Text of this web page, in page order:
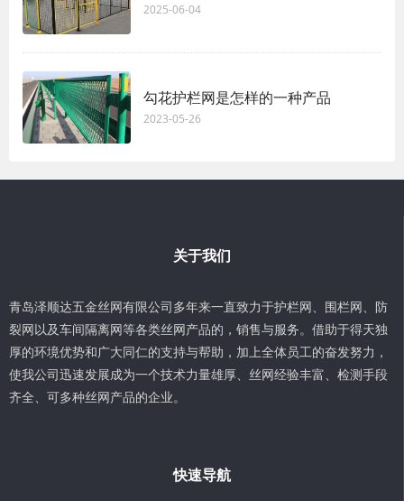
2025-06-04
勾花护栏网是怎样的一种产品
2023-05-26
关于我们
青岛泽顺达五金丝网有限公司多年来一直致力于护栏网、围栏网、防
裂网以及车间隔离网等各类丝网产品的，销售与服务。借助于得天独
厚的环境优势和广大同仁的支持与帮助，加上全体员工的奋发努力，
使我公司迅速发展成为一个技术力量雄厚、丝网经验丰富、检测手段
齐全、可多种丝网产品的企业。
快速导航